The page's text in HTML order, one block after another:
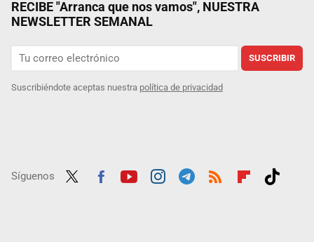
RECIBE "Arranca que nos vamos", NUESTRA
NEWSLETTER SEMANAL
SUSCRIBIR
Suscribiéndote aceptas nuestra política de privacidad
Síguenos